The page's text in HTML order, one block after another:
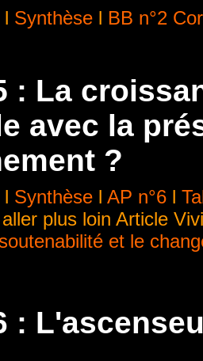
l Synthèse l BB n°2
: La
avec la
?
l Synthèse l AP n°6 l
plus loin Article
et le
: